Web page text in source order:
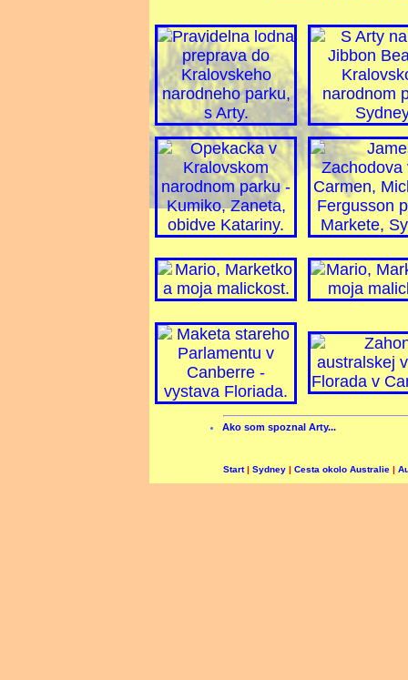
Ako som spoznal Arty...
Start| Sydney | Cesta okolo Australie |